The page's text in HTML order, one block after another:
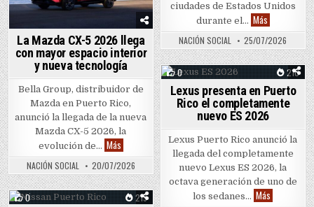
ciudades de Estados Unidos
durante el… MásLexus
NACIÓN SOCIAL 25/07/2026
La Mazda CX-5 2026 llega
con mayor espacio interior
y nueva tecnología
Bella Group, distribuidor de
Mazda en Puerto Rico,
anunció la llegada de la nueva
Mazda CX-5 2026, la
evolución de… MásLa Mazda CX-5 2026 llega con mayor espacio interior
NACIÓN SOCIAL 20/07/2026
0 210
Posted in
Lexus presenta en Puerto
Rico el completamente
nuevo ES 2026
Lexus Puerto Rico anunció la
llegada del completamente
nuevo Lexus ES 2026, la
octava generación de uno de
los sedanes… Más Lexus
0 219